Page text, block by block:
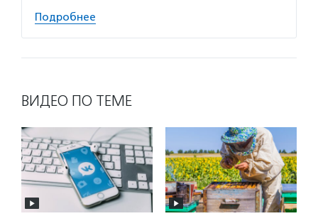
Подробнее
ВИДЕО ПО ТЕМЕ